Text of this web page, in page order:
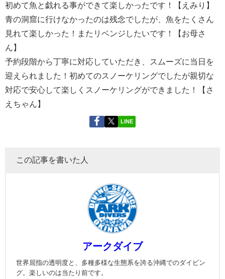
初めて魚と戯れる事ができて楽しかったです！【えみり】
青の洞窟に行けなかったのは残念でしたが、魚をたくさん
見れて楽しかった！またリベンジしたいです！【お母さ
ん】
予約段階から丁寧に対応していただき、スムーズに当日を
迎えられました！初めてのスノーケリングでしたが親切な
対応で安心して楽しくスノーケリングができました！【さ
えちゃん】
LINE
この記事を書いた人
アークダイブ
世界屈指の透明度と、多種多様な生態系を誇る沖縄でのダイビン
グ。楽しいのは当たり前です。